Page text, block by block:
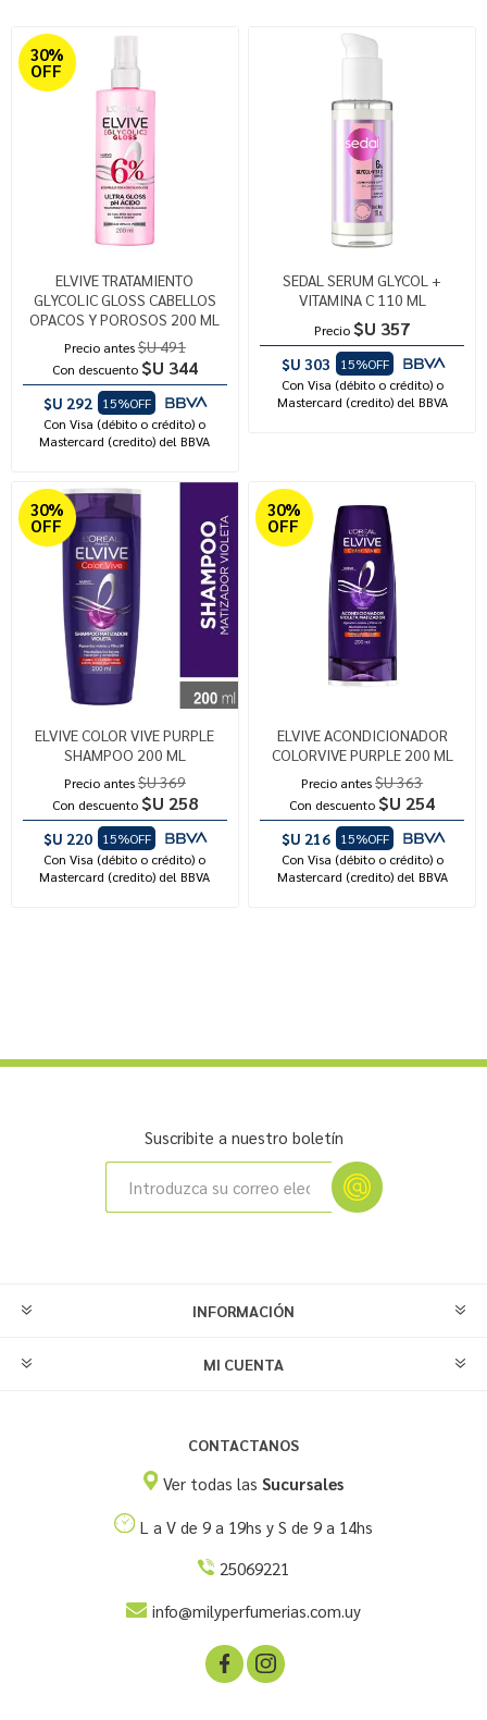
30%
OFF
ELVIVE TRATAMIENTO
GLYCOLIC GLOSS CABELLOS
OPACOS Y POROSOS 200 ML
Precio antes$U 491
Con descuento $U 344
$U 292
15%OFF
Con Visa (débito o crédito) o
Mastercard (credito) del BBVA
SEDAL SERUM GLYCOL +
VITAMINA C 110 ML
Precio $U 357
$U 303
15%OFF
Con Visa (débito o crédito) o
Mastercard (credito) del BBVA
30%
OFF
ELVIVE COLOR VIVE PURPLE
SHAMPOO 200 ML
Precio antes$U 369
Con descuento $U 258
$U 220
15%OFF
Con Visa (débito o crédito) o
Mastercard (credito) del BBVA
30%
OFF
ELVIVE ACONDICIONADOR
COLORVIVE PURPLE 200 ML
Precio antes$U 363
Con descuento $U 254
$U 216
15%OFF
Con Visa (débito o crédito) o
Mastercard (credito) del BBVA
Suscribite a nuestro boletín
INFORMACIÓN
MI CUENTA
CONTACTANOS
Ver todas las Sucursales
L a V de 9 a 19hs y S de 9 a 14hs
25069221
info@milyperfumerias.com.uy